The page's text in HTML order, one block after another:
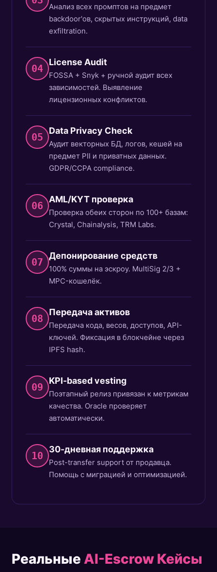
Анализ всех промптов на предмет
backdoor'ов, скрытых инструкций, data
exfiltration.
04
License Audit
FOSSA + Snyk + ручной аудит всех
зависимостей. Выявление
лицензионных конфликтов.
05
Data Privacy Check
Аудит векторных БД, логов, кешей на
предмет PII и приватных данных.
GDPR/CCPA compliance.
06
AML/KYT проверка
Проверка обеих сторон по 100+ базам:
Crystal, Chainalysis, TRM Labs.
07
Депонирование средств
100% суммы на эскроу. MultiSig 2/3 +
MPC-кошелёк.
08
Передача активов
Передача кода, весов, доступов, API-
ключей. Фиксация в блокчейне через
IPFS hash.
09
KPI-based vesting
Поэтапный релиз привязан к метрикам
качества. Oracle проверяет
автоматически.
10
30-дневная поддержка
Post-transfer support от продавца.
Помощь с миграцией и оптимизацией.
Реальные AI-Escrow Кейсы